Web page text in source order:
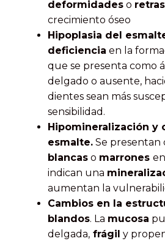
deformidades o
crecimiento óseo
Hipoplasia del
deficiencia en la
que se presenta como
delgado o ausente,
dientes sean más
sensibilidad.
Hipomineralización y
esmalte. Se presentan
blancas o marrones
indican una
aumentan la
Cambios en la
blandos. La mucosa
delgada, frágil y